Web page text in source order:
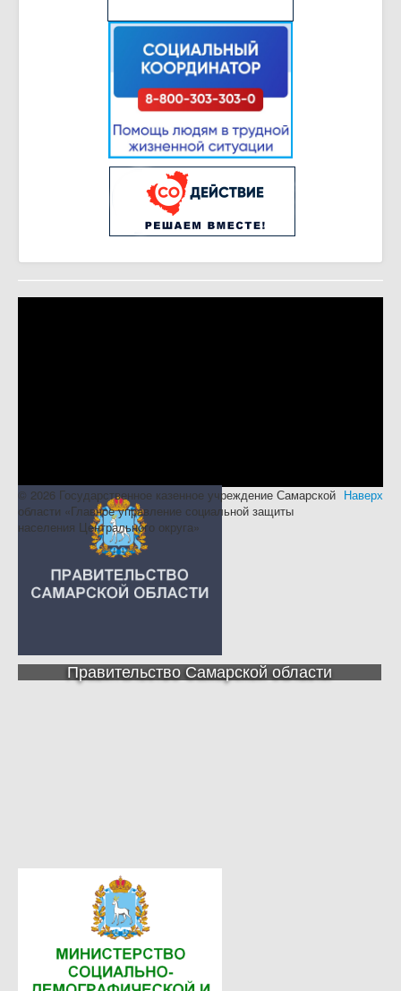
Правительство Самарской области
Наверх
© 2026 Государственное казенное учреждение Самарской
области «Главное управление социальной защиты
населения Центрального округа»